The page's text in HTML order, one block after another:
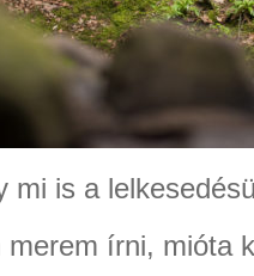
mi is a
írni, mióta